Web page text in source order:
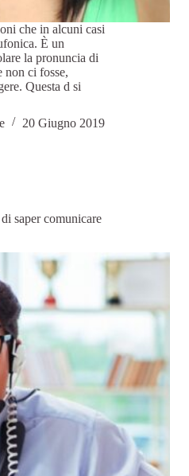
che in alcuni casi
È un
la pronuncia di
non ci fosse,
Questa d si
20 Giugno 2019
saper comunicare